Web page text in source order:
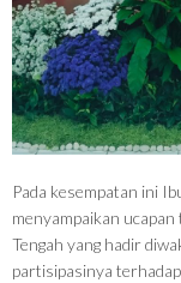
Pada kesempatan ini
menyampaikan
Tengah yang hadir
partisipasinya